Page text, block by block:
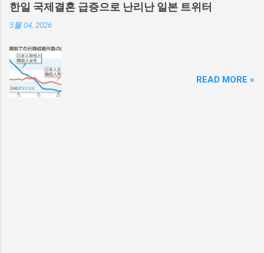
한일 국제결혼 급증으로 난리난 일본 트위터
5월 04, 2026
READ MORE »